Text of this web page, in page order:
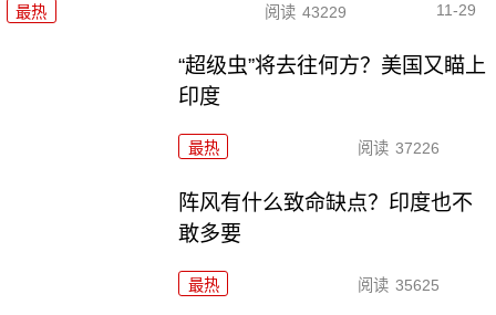
最热 阅读 43229 11-29
“超级虫”将去往何方？美国又瞄上
印度
最热 阅读 37226
阵风有什么致命缺点？印度也不
敢多要
最热 阅读 35625